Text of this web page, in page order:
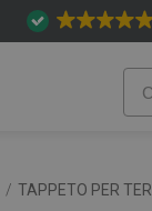
/ TAPPETO PER